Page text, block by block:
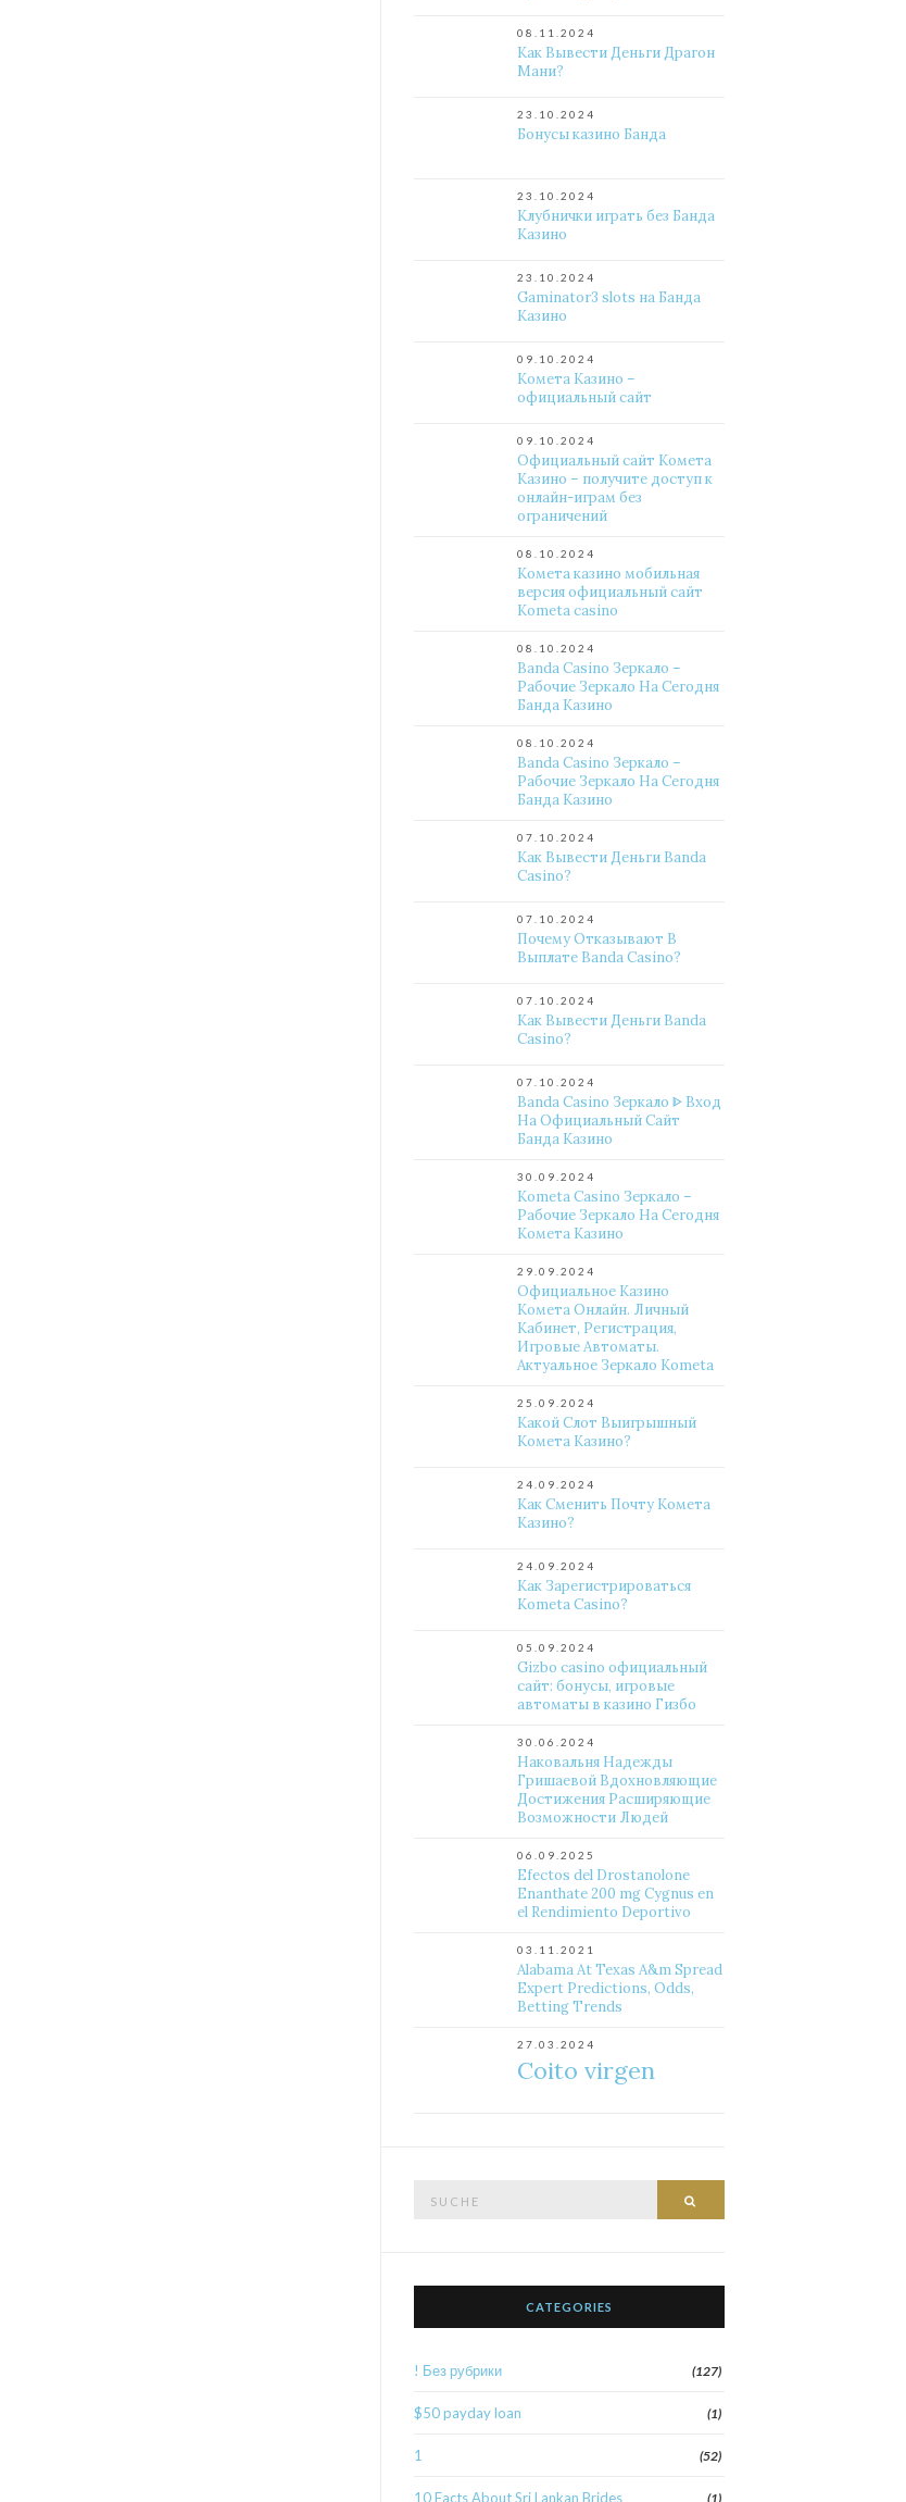
08.11.2024
Как Вывести Деньги Драгон
Мани?
23.10.2024
Бонусы казино Банда
23.10.2024
Клубнички играть без Банда
Казино
23.10.2024
Gaminator3 slots на Банда
Казино
09.10.2024
Комета Казино –
официальный сайт
09.10.2024
Официальный сайт Комета
Казино – получите доступ к
онлайн-играм без
ограничений
08.10.2024
Комета казино мобильная
версия официальный сайт
Kometa casino
08.10.2024
Banda Casino Зеркало –
Рабочие Зеркало На Сегодня
Банда Казино
08.10.2024
Banda Casino Зеркало –
Рабочие Зеркало На Сегодня
Банда Казино
07.10.2024
Как Вывести Деньги Banda
Casino?
07.10.2024
Почему Отказывают В
Выплате Banda Casino?
07.10.2024
Как Вывести Деньги Banda
Casino?
07.10.2024
Banda Casino Зеркало ᐈ Вход
На Официальный Сайт
Банда Казино
30.09.2024
Kometa Casino Зеркало –
Рабочие Зеркало На Сегодня
Комета Казино
29.09.2024
Официальное Казино
Комета Онлайн. Личный
Кабинет, Регистрация,
Игровые Автоматы.
Актуальное Зеркало Kometa
25.09.2024
Какой Слот Выигрышный
Комета Казино?
24.09.2024
Как Сменить Почту Комета
Казино?
24.09.2024
Как Зарегистрироваться
Kometa Casino?
05.09.2024
Gizbo casino официальный
сайт: бонусы, игровые
автоматы в казино Гизбо
30.06.2024
Наковальня Надежды
Гришаевой Вдохновляющие
Достижения Расширяющие
Возможности Людей
06.09.2025
Efectos del Drostanolone
Enanthate 200 mg Cygnus en
el Rendimiento Deportivo
03.11.2021
Alabama At Texas A&m Spread
Expert Predictions, Odds,
Betting Trends
27.03.2024
Coito virgen
CATEGORIES
! Без рубрики (127)
$50 payday loan (1)
1 (52)
10 Facts About Sri Lankan Brides (1)